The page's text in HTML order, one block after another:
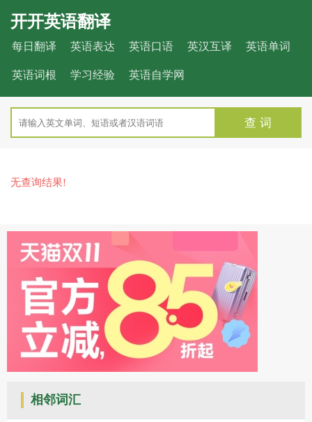
开开英语翻译
每日翻译 英语表达 英语口语 英汉互译 英语单词
英语词根 学习经验 英语自学网
查 词
无查询结果!
相邻词汇